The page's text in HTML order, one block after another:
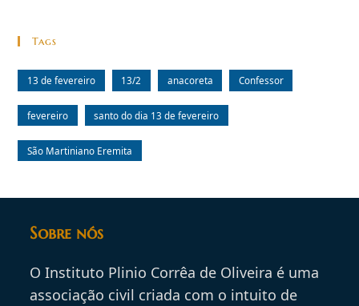
Tags
13 de fevereiro 13/2 anacoreta Confessor
fevereiro santo do dia 13 de fevereiro
São Martiniano Eremita
Sobre nós
O Instituto Plinio Corrêa de Oliveira é uma
associação civil criada com o intuito de